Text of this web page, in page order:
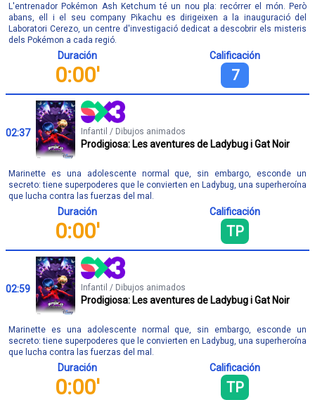
L'entrenador Pokémon Ash Ketchum té un nou pla: recórrer el món. Però
abans, ell i el seu company Pikachu es dirigeixen a la inauguració del
Laboratori Cerezo, un centre d'investigació dedicat a descobrir els misteris
dels Pokémon a cada regió.
Duración
0:00'
Calificación
7
02:37 Infantil / Dibujos animados
Prodigiosa: Les aventures de Ladybug i Gat Noir
Marinette es una adolescente normal que, sin embargo, esconde un
secreto: tiene superpoderes que le convierten en Ladybug, una superheroína
que lucha contra las fuerzas del mal.
Duración
0:00'
Calificación
TP
02:59 Infantil / Dibujos animados
Prodigiosa: Les aventures de Ladybug i Gat Noir
Marinette es una adolescente normal que, sin embargo, esconde un
secreto: tiene superpoderes que le convierten en Ladybug, una superheroína
que lucha contra las fuerzas del mal.
Duración
0:00'
Calificación
TP